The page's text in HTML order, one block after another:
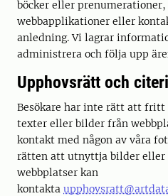
böcker eller prenumerationer,
webbapplikationer eller
anledning. Vi lagrar
administrera och följa upp
Upphovsrätt och
Besökare har inte rätt att fritt
texter eller bilder från
kontakt med någon av våra
rätten att utnyttja bilder eller
webbplatser kan
kontakta